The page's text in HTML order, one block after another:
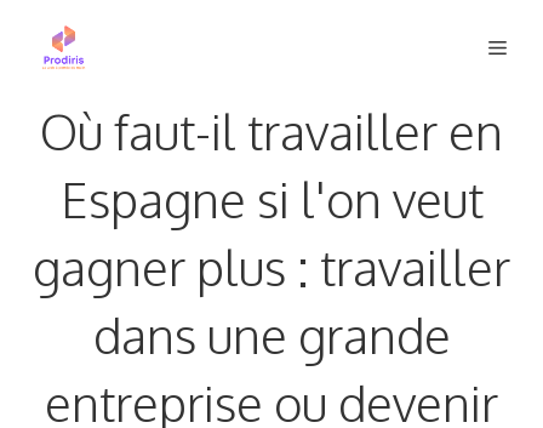
Où faut-il travailler en
Espagne si l'on veut
gagner plus : travailler
dans une grande
entreprise ou devenir